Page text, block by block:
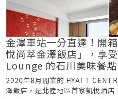
金澤車站一分直達！開
悅尚萃金澤飯店」，享
Lounge 的石川美味餐點
2020年8月開業的 HYATT
澤飯店，是北陸地區首家凱悅酒